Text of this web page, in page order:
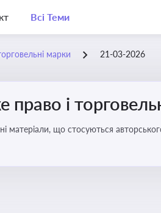
Всі Теми
марки 21-03-2026
право і
матеріали, що стосуються
а також змін у законодавстві у